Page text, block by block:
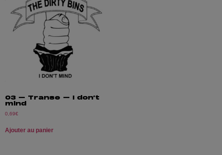
03 – Transe – I don’t
mind
0,69€
Ajouter au panier